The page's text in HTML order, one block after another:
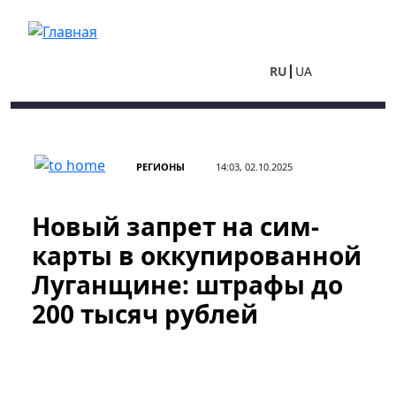
RU UA
РЕГИОНЫ 14:03, 02.10.2025
Новый запрет на сим-
карты в оккупированной
Луганщине: штрафы до
200 тысяч рублей